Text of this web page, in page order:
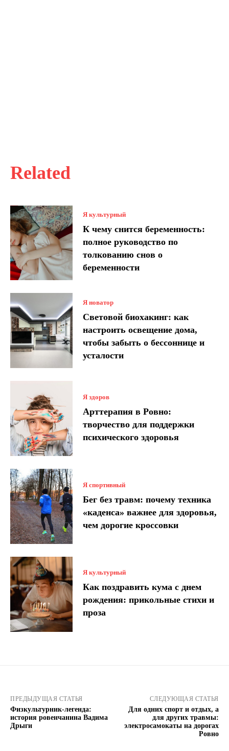
Related
Я культурный
К чему снится беременность:
полное руководство по
толкованию снов о
беременности
Я новатор
Световой биохакинг: как
настроить освещение дома,
чтобы забыть о бессоннице и
усталости
Я здоров
Арттерапия в Ровно:
творчество для поддержки
психического здоровья
Я спортивный
Бег без травм: почему техника
«каденса» важнее для здоровья,
чем дорогие кроссовки
Я культурный
Как поздравить кума с днем ​​
рождения: прикольные стихи и
проза
ПРЕДЫДУЩАЯ СТАТЬЯ
Физкультурник-легенда:
история ровенчанина Вадима
Дрыги
СЛЕДУЮЩАЯ СТАТЬЯ
Для одних спорт и отдых, а
для других травмы:
электросамокаты на дорогах
Ровно